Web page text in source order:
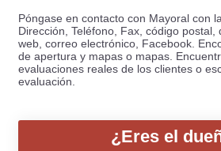
Póngase en contacto con Mayoral con
Dirección, Teléfono, Fax, código postal,
web, correo electrónico, Facebook.
de apertura y mapas o mapas.
evaluaciones reales de los clientes o
evaluación.
¿Eres el